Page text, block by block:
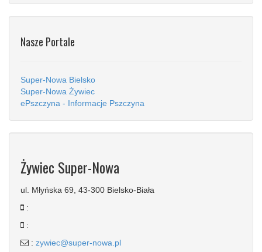
Nasze Portale
Super-Nowa Bielsko
Super-Nowa Żywiec
ePszczyna - Informacje Pszczyna
Żywiec Super-Nowa
ul. Młyńska 69, 43-300 Bielsko-Biała
:
:
: zywiec@super-nowa.pl